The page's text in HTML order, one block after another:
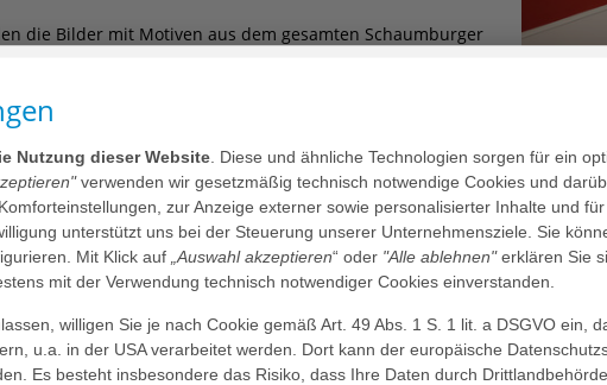
die Bilder mit Motiven aus dem gesamten Schaumburger
und rätselt, in welcher Ecke des Landkreises das Motiv
auf der geriatrischen Station des Schaumburger
aus Rinteln, Stadthagen und Bückeburg zu sehen. Zur
und Stadtmuseum Rinteln sowie zum anderen
Eines der ältesten Bilder zeigt das Verkehrsamt in der
Exertalbahn aus dem Jahr 1959 ist ebenso vertreten wie
Jahr 1959 oder das des VTB Sportfestes auf dem
Projektes möglich gemacht haben, herzlich danken. Die
Teil des Konzeptes unserer Station und unserer
Unterstützung der Bürgerstiftung Schaumburg die
erhalten tagtäglich viel positives Feedback von unseren
Dr. Dagmar John als zuständige Chefärztin der Geriatrie.
Diana
Thekla
Nutzung dieser Website . Diese und ähnliche Technologien sorgen für ein
verwenden wir gesetzmäßig technisch notwendige Cookies und
zur Anzeige externer sowie personalisierter Inhalte und
unterstützt uns bei der Steuerung unserer Unternehmensziele. Sie
Mit Klick auf „Auswahl akzeptieren“ oder "Alle ablehnen"erklären Sie
mit der Verwendung technisch notwendiger Cookies einverstanden.
willigen Sie je nach Cookie gemäß Art. 49 Abs. 1 S. 1 lit. a DSGVO ein,
u.a. in der USA verarbeitet werden. Dort kann der europäische
Es besteht insbesondere das Risiko, dass Ihre Daten durch